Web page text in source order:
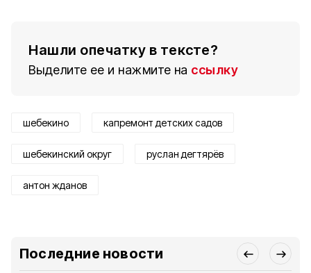
Нашли опечатку в тексте?
Выделите ее и нажмите на ссылку
шебекино капремонт детских садов
шебекинский округ руслан дегтярёв
антон жданов
Последние новости